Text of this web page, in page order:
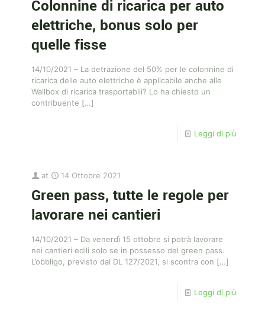
Colonnine di ricarica per auto
elettriche, bonus solo per
quelle fisse
14/10/2021 – La detrazione del 50% per le colonnine di
ricarica delle auto elettriche è applicabile anche alle
Wallbox di ricarica trasportabili? Lo ha chiesto un
contribuente […]
Leggi di più
at 14 Ottobre 2021
Green pass, tutte le regole per
lavorare nei cantieri
14/10/2021 – Da venerdì 15 ottobre si potrà lavorare
nei cantieri edili solo se in possesso del green pass.
L’obbligo, previsto dal DL 127/2021, si scontra con […]
Leggi di più